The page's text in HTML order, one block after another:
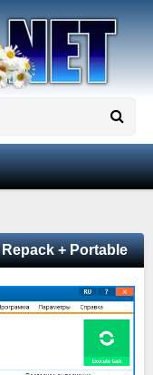
+ Portable